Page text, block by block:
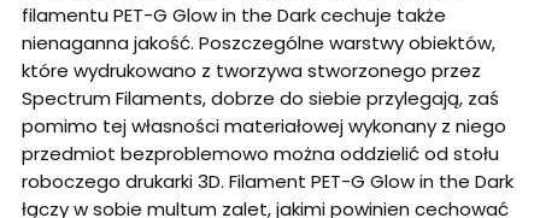
filamentu PET-G Glow in the Dark cechuje także
nienaganna jakość. Poszczególne warstwy obiektów,
które wydrukowano z tworzywa stworzonego przez
Spectrum Filaments, dobrze do siebie przylegają, zaś
pomimo tej własności materiałowej wykonany z niego
przedmiot bezproblemowo można oddzielić od stołu
roboczego drukarki 3D. Filament PET-G Glow in the Dark
łączy w sobie multum zalet, jakimi powinien cechować